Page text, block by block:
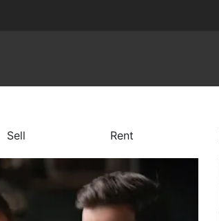
Sell Rent